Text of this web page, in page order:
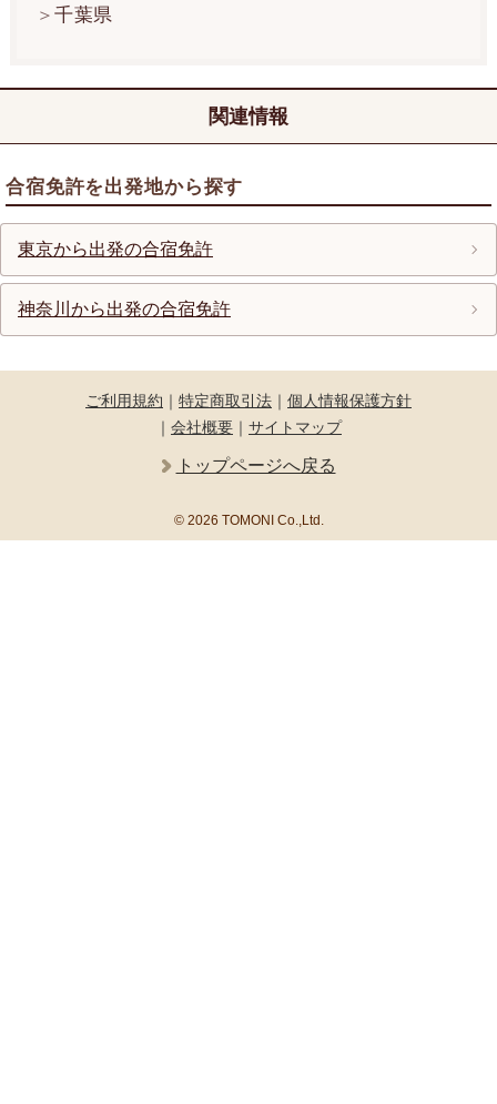
千葉県
関連情報
合宿免許を出発地から探す
東京から出発の合宿免許
神奈川から出発の合宿免許
ご利用規約 ｜ 特定商取引法 ｜ 個人情報保護方針
｜ 会社概要 ｜ サイトマップ
トップページへ戻る
© 2026 TOMONI Co.,Ltd.